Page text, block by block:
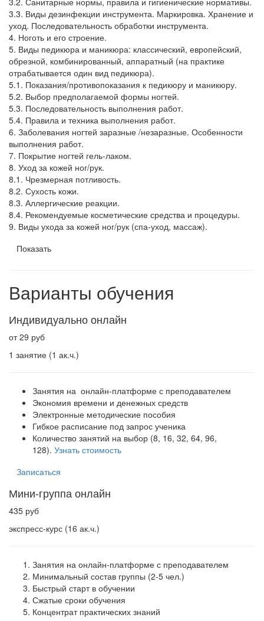
3.3. Виды дезинфекции инструмента. Маркировка. Хранение и
уход. Последовательность обработки инструмента.
4. Ноготь и его строение.
5. Виды педикюра и маникюра: классический, европейский,
обрезной, комбинированный, аппаратный (на практике
отрабатывается один вид педикюра).
5.1. Показания/противопоказания к педикюру и маникюру.
5.2. Выбор предполагаемой формы ногтей.
5.3. Последовательность выполнения работ.
5.4. Правила и техника выполнения работ.
6. Заболевания ногтей заразные /незаразные. Особенности
выполнения работ.
7. Покрытие ногтей гель-лаком.
8. Уход за кожей ног/рук.
8.1. Чрезмерная потливость.
8.2. Сухость кожи.
8.3. Аллергические реакции.
8.4. Рекомендуемые косметические средства и процедуры.
9. Виды ухода за кожей ног/рук (спа-уход, массаж).
Показать
Варианты обучения
Индивидуально онлайн
от 29 руб
1 занятие (1 ак.ч.)
Занятия на онлайн-платформе с преподавателем
Экономия времени и денежных средств
Электронные методические пособия
Гибкое расписание под запрос ученика
Количество занятий на выбор (8, 16, 32, 64, 96,
128). Узнать стоимость
Записаться
Мини-группа онлайн
435 руб
экспресс-курс (16 ак.ч.)
Занятия на онлайн-платформе с преподавателем
Минимальный состав группы (2-5 чел.)
Быстрый старт в обучении
Сжатые сроки обучения
Концентрат практических знаний